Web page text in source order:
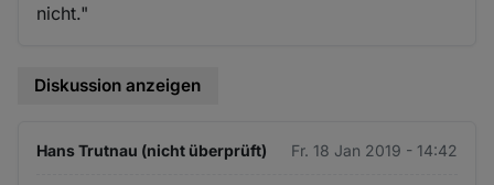
nicht."
Diskussion anzeigen
Hans Trutnau (nicht überprüft) Fr. 18 Jan 2019 - 14:42